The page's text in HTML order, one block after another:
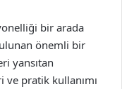
bir arada
önemli bir
yansıtan
ve pratik kullanımı